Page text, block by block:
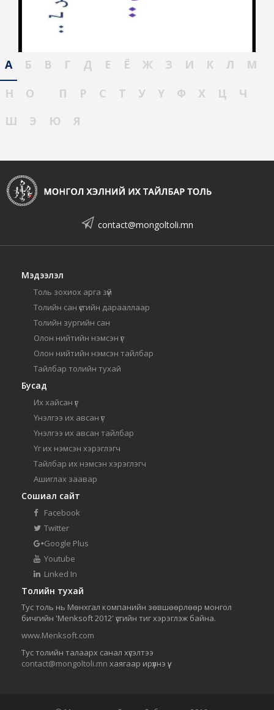
А Б В Г Д Е Ё Ж З И К Л
М
Н
О П Р С Т У Ү Ф Х Ц
Ч
Ш
Э Ю Я
contact@mongoltoli.mn
Мэдээлэл
Толь зохиох арга зүй
Толийн сан үсгийн дарааллаар
Толийн зургийн сан
Олон нийтийн нэмсэн үг
Олон нийтийн нэмсэн тайлбар
Тайлбар толийн тухай
Бусад
Их хайсан үг
Үнэлгээ их авсан үг
Үнэлгээ их авсан тайлбар
Үг их нэмсэн хэрэглэгч
Тайлбар их нэмсэн хэрэглэгч
Ашиглах заавар
Сошиал сайт
Facebook
Twitter
Google Plus
Youtube
Linked In
Толийн тухай
Тус толь нь Мөнхгал компанийн зөвшөөрлөөр монгол
бичгийн 'Menksoft 2012' үсгийн тиг хэрэглэж байна.
www.Menksoft.com
Тус толийн талаарх санал хүсэлтээ
contact@mongoltoli.mn хаягаар ирүүлнэ үү.